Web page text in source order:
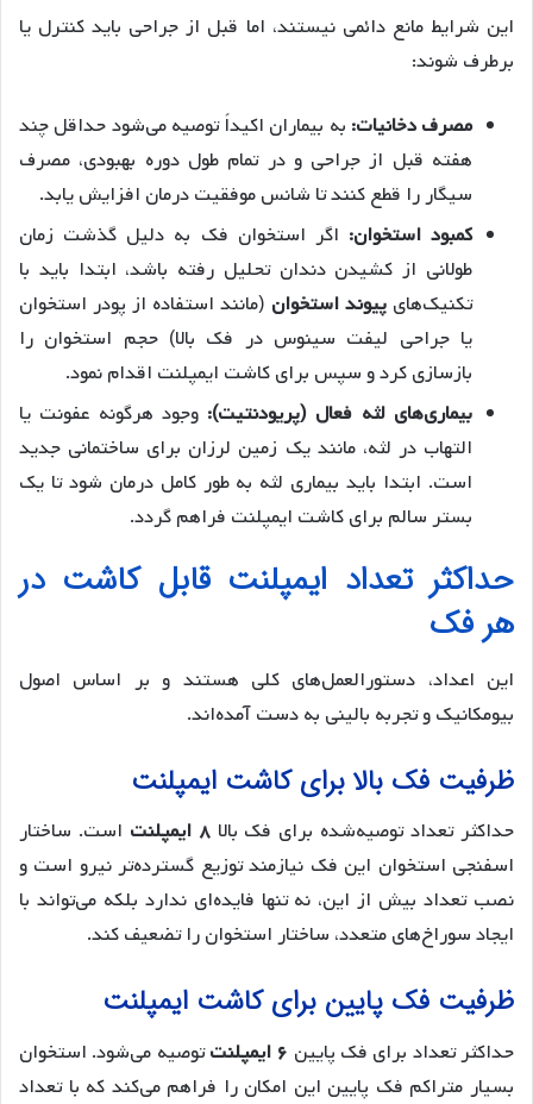
این شرایط مانع دائمی نیستند، اما قبل از جراحی باید کنترل یا
برطرف شوند:
مصرف دخانیات: به بیماران اکیداً توصیه می‌شود حداقل چند
هفته قبل از جراحی و در تمام طول دوره بهبودی، مصرف
سیگار را قطع کنند تا شانس موفقیت درمان افزایش یابد.
کمبود استخوان: اگر استخوان فک به دلیل گذشت زمان
طولانی از کشیدن دندان تحلیل رفته باشد، ابتدا باید با
تکنیک‌های پیوند استخوان (مانند استفاده از پودر استخوان
یا جراحی لیفت سینوس در فک بالا) حجم استخوان را
بازسازی کرد و سپس برای کاشت ایمپلنت اقدام نمود.
بیماری‌های لثه فعال (پریودنتیت): وجود هرگونه عفونت یا
التهاب در لثه، مانند یک زمین لرزان برای ساختمانی جدید
است. ابتدا باید بیماری لثه به طور کامل درمان شود تا یک
بستر سالم برای کاشت ایمپلنت فراهم گردد.
حداکثر تعداد ایمپلنت قابل کاشت در
هر فک
این اعداد، دستورالعمل‌های کلی هستند و بر اساس اصول
بیومکانیک و تجربه بالینی به دست آمده‌اند.
ظرفیت فک بالا برای کاشت ایمپلنت
حداکثر تعداد توصیه‌شده برای فک بالا۸ ایمپلنت
است. ساختار
اسفنجی استخوان این فک نیازمند توزیع گسترده‌تر نیرو است و
نصب تعداد بیش از این، نه تنها فایده‌ای ندارد بلکه می‌تواند با
ایجاد سوراخ‌های متعدد، ساختار استخوان را تضعیف کند.
ظرفیت فک پایین برای کاشت ایمپلنت
حداکثر تعداد برای فک پایین ۶ ایمپلنت
توصیه می‌شود. استخوان
بسیار متراکم فک پایین این امکان را فراهم می‌کند که با تعداد